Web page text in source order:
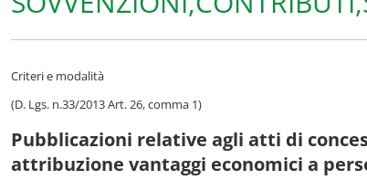
Criteri e modalità
(D. Lgs. n.33/2013 Art. 26, comma 1)
Pubblicazioni relative agli atti di
attribuzione vantaggi economici a